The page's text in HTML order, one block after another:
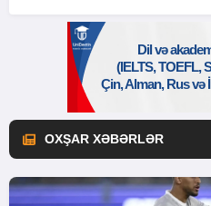
OXŞAR XƏBƏRLƏR